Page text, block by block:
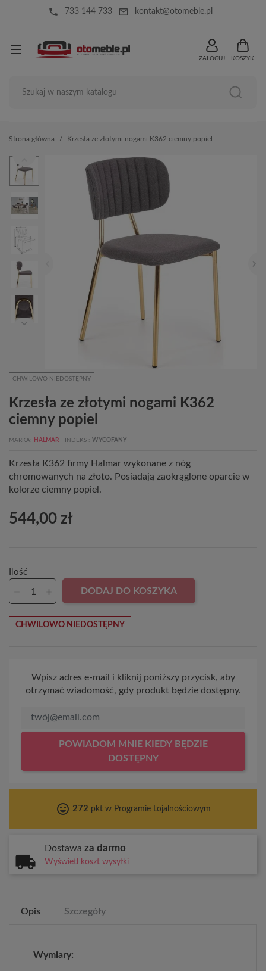
local_phone 733 144 733 mail_outline kontakt@otomeble.pl
ZALOGUJ KOSZYK
Strona główna Krzesła ze złotymi nogami K362 ciemny popiel
CHWILOWO NIEDOSTĘPNY
Krzesła ze złotymi nogami K362
ciemny popiel
MARKA HALMAR INDEKS WYCOFANY
Krzesła K362 firmy Halmar wykonane z nóg
chromowanych na złoto. Posiadają zaokrąglone oparcie w
kolorze ciemny popiel.
544,00 zł
Ilość
DODAJ DO KOSZYKA
CHWILOWO NIEDOSTĘPNY
Wpisz adres e-mail i kliknij poniższy przycisk, aby
otrzymać wiadomość, gdy produkt będzie dostępny.
POWIADOM MNIE KIEDY BĘDZIE
DOSTĘPNY
tag_faces 272 pkt w Programie Lojalnościowym
Dostawa za darmo
Wyświetl koszt wysyłki
Opis Szczegóły
Wymiary: